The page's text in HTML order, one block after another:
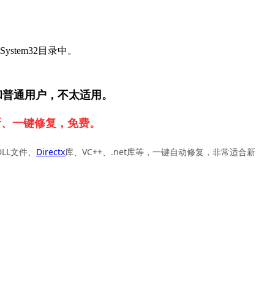
目录中。
通用户，不太适用。
一键修复，免费。
文件、 Directx库、VC++、.net库等，一键自动修复，非常适合新